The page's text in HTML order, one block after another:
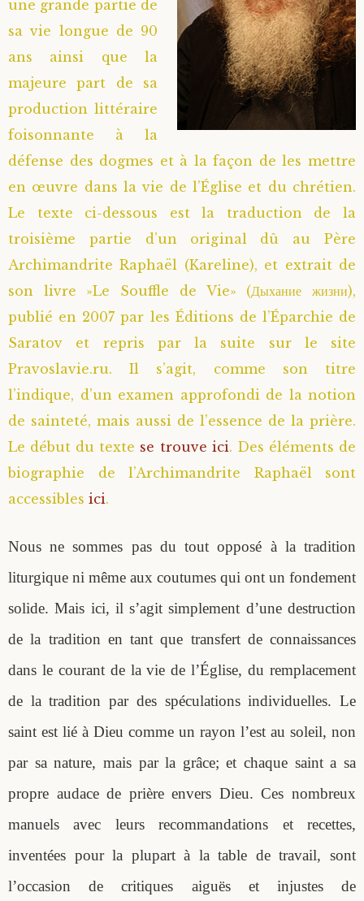
une grande partie de
sa vie longue de 90
ans ainsi que la
majeure part de sa
production littéraire
foisonnante à la
défense des dogmes et à la façon de les mettre
en œuvre dans la vie de l’Église et du chrétien.
Le texte ci-dessous est la traduction de la
troisième partie d’un original dû au Père
Archimandrite Raphaël (Kareline), et extrait de
son livre »Le Souffle de Vie» (Дыхание жизни),
publié en 2007 par les Éditions de l’Éparchie de
Saratov et repris par la suite sur le site
Pravoslavie.ru. Il s’agit, comme son titre
l’indique, d’un examen approfondi de la notion
de sainteté, mais aussi de l’essence de la prière.
Le début du texte se trouve ici. Des éléments de
biographie de l’Archimandrite Raphaël sont
accessibles ici.
Nous ne sommes pas du tout opposé à la tradition
liturgique ni même aux coutumes qui ont un fondement
solide. Mais ici, il s’agit simplement d’une destruction
de la tradition en tant que transfert de connaissances
dans le courant de la vie de l’Église, du remplacement
de la tradition par des spéculations individuelles. Le
saint est lié à Dieu comme un rayon l’est au soleil, non
par sa nature, mais par la grâce; et chaque saint a sa
propre audace de prière envers Dieu. Ces nombreux
manuels avec leurs recommandations et recettes,
inventées pour la plupart à la table de travail, sont
l’occasion de critiques aiguës et injustes de